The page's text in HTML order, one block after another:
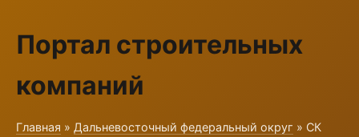
Портал строительных
компаний
Главная » Дальневосточный федеральный округ » СК